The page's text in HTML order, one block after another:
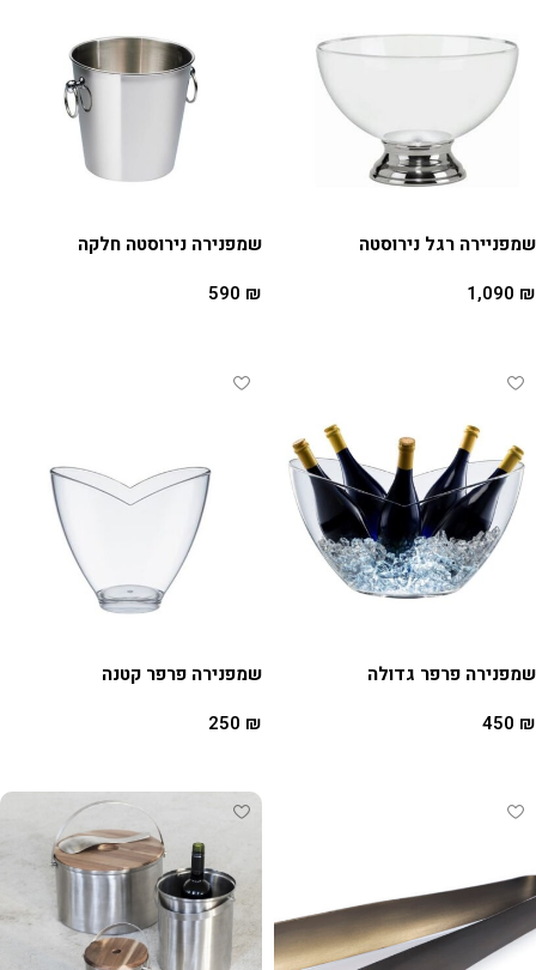
שמפניירה רגל נירוסטה
1,090 ₪
שמפנירה נירוסטה חלקה
590 ₪
שמפנירה פרפר גדולה
450 ₪
שמפנירה פרפר קטנה
250 ₪